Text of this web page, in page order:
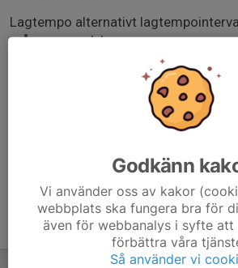
Lagtempo alternativt
många som dyker upp.
Godkänn
Vi använder oss av kakor
webbplats ska fungera bra för
även för webbanalys i syfte att
förbättra våra
Så använder vi